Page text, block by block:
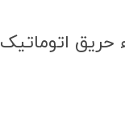
حریق اتوماتیک